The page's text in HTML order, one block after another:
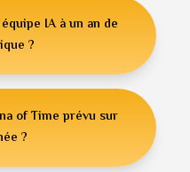
IA à un an de
?
of Time prévu sur
?